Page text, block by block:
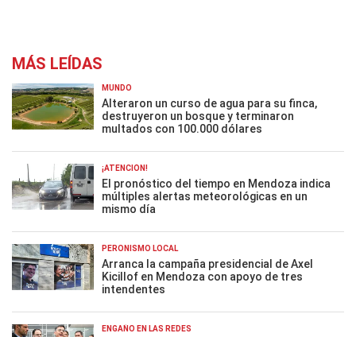
MÁS LEÍDAS
MUNDO
Alteraron un curso de agua para su finca,
destruyeron un bosque y terminaron
multados con 100.000 dólares
¡ATENCIÓN!
El pronóstico del tiempo en Mendoza indica
múltiples alertas meteorológicas en un
mismo día
PERONISMO LOCAL
Arranca la campaña presidencial de Axel
Kicillof en Mendoza con apoyo de tres
intendentes
ENGAÑO EN LAS REDES